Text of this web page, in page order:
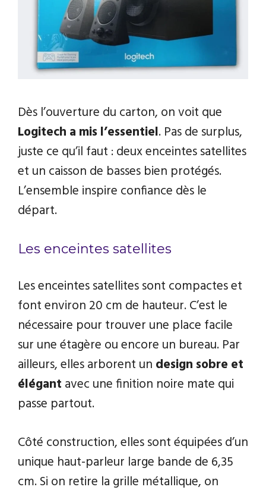
Dès l’ouverture du carton, on voit que
Logitech a mis l’essentiel. Pas de surplus,
juste ce qu’il faut : deux enceintes satellites
et un caisson de basses bien protégés.
L’ensemble inspire confiance dès le
départ.
Les enceintes satellites
Les enceintes satellites sont compactes et
font environ 20 cm de hauteur. C’est le
nécessaire pour trouver une place facile
sur une étagère ou encore un bureau. Par
ailleurs, elles arborent un design sobre et
élégant avec une finition noire mate qui
passe partout.
Côté construction, elles sont équipées d’un
unique haut-parleur large bande de 6,35
cm. Si on retire la grille métallique, on